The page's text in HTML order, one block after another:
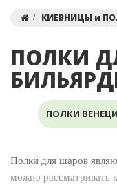
КИЕВНИЦЫ и
ПОЛКИ
ПОЛКИ
Полки для шаров
можно рассматривать